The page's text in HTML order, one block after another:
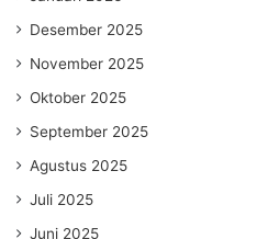
Desember 2025
November 2025
Oktober 2025
September 2025
Agustus 2025
Juli 2025
Juni 2025